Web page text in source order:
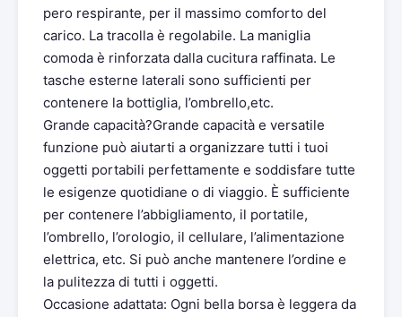
pero respirante, per il massimo comforto del
carico. La tracolla è regolabile. La maniglia
comoda è rinforzata dalla cucitura raffinata. Le
tasche esterne laterali sono sufficienti per
contenere la bottiglia, l’ombrello,etc.
Grande capacità?Grande capacità e versatile
funzione può aiutarti a organizzare tutti i tuoi
oggetti portabili perfettamente e soddisfare tutte
le esigenze quotidiane o di viaggio. È sufficiente
per contenere l’abbigliamento, il portatile,
l’ombrello, l’orologio, il cellulare, l’alimentazione
elettrica, etc. Si può anche mantenere l’ordine e
la pulitezza di tutti i oggetti.
Occasione adattata: Ogni bella borsa è leggera da